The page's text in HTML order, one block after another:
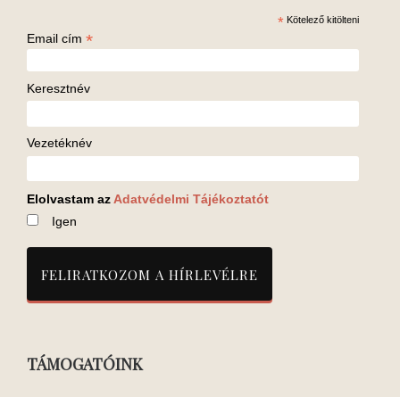
* Kötelező kitölteni
Email cím *
Keresztnév
Vezetéknév
Elolvastam az Adatvédelmi Tájékoztatót
Igen
TÁMOGATÓINK